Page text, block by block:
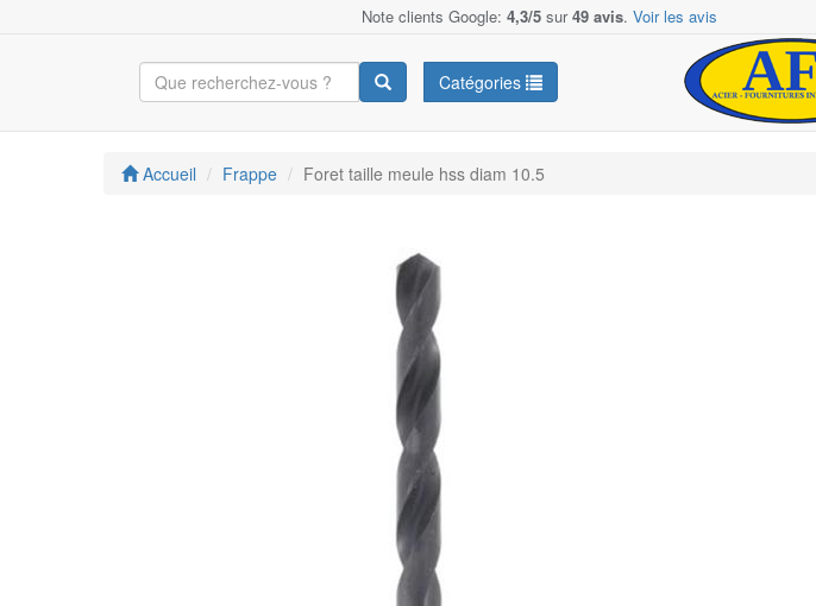
Note clients Google: 4,3/5 sur49 avis. Voir les avis
Catégories
Accueil Frappe Foret taille meule hss diam 10.5